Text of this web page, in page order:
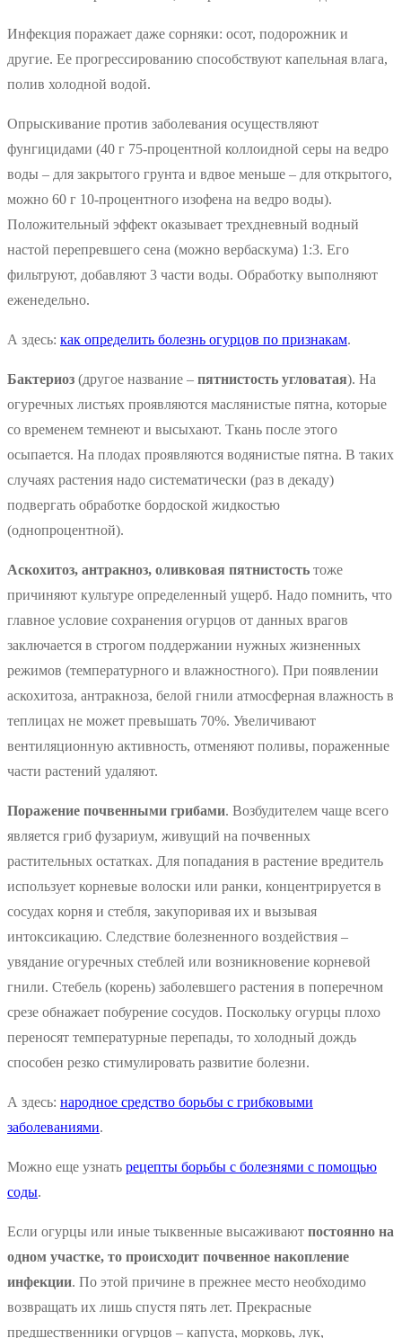
Инфекция поражает даже сорняки: осот, подорожник и
другие. Ее прогрессированию способствуют капельная влага,
полив холодной водой.
Опрыскивание против заболевания осуществляют
фунгицидами (40 г 75-процентной коллоидной серы на ведро
воды – для закрытого грунта и вдвое меньше – для открытого,
можно 60 г 10-процентного изофена на ведро воды).
Положительный эффект оказывает трехдневный водный
настой перепревшего сена (можно вербаскума) 1:3. Его
фильтруют, добавляют 3 части воды. Обработку выполняют
еженедельно.
А здесь: как определить болезнь огурцов по признакам.
Бактериоз (другое название – пятнистость угловатая). На
огуречных листьях проявляются маслянистые пятна, которые
со временем темнеют и высыхают. Ткань после этого
осыпается. На плодах проявляются водянистые пятна. В таких
случаях растения надо систематически (раз в декаду)
подвергать обработке бордоской жидкостью
(однопроцентной).
Аскохитоз, антракноз, оливковая пятнистость тоже
причиняют культуре определенный ущерб. Надо помнить, что
главное условие сохранения огурцов от данных врагов
заключается в строгом поддержании нужных жизненных
режимов (температурного и влажностного). При появлении
аскохитоза, антракноза, белой гнили атмосферная влажность в
теплицах не может превышать 70%. Увеличивают
вентиляционную активность, отменяют поливы, пораженные
части растений удаляют.
Поражение почвенными грибами. Возбудителем чаще всего
является гриб фузариум, живущий на почвенных
растительных остатках. Для попадания в растение вредитель
использует корневые волоски или ранки, концентрируется в
сосудах корня и стебля, закупоривая их и вызывая
интоксикацию. Следствие болезненного воздействия –
увядание огуречных стеблей или возникновение корневой
гнили. Стебель (корень) заболевшего растения в поперечном
срезе обнажает побурение сосудов. Поскольку огурцы плохо
переносят температурные перепады, то холодный дождь
способен резко стимулировать развитие болезни.
А здесь: народное средство борьбы с грибковыми
заболеваниями.
Можно еще узнать рецепты борьбы с болезнями с помощью
соды.
Если огурцы или иные тыквенные высаживают постоянно на
одном участке, то происходит почвенное накопление
инфекции. По этой причине в прежнее место необходимо
возвращать их лишь спустя пять лет. Прекрасные
предшественники огурцов – капуста, морковь, лук,